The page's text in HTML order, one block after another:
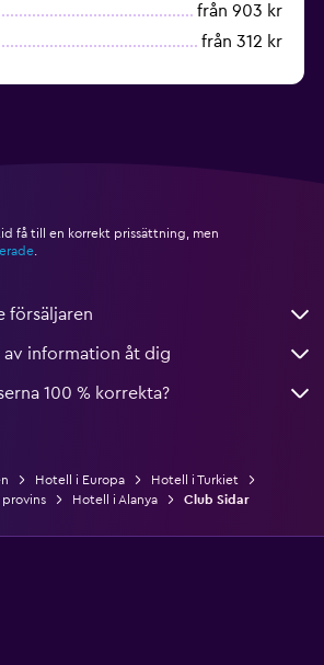
från 903 kr
från 312 kr
få till en korrekt prissättning, men
försäljaren
av information åt dig
100 % korrekta?
Hotell i Europa
Hotell i Turkiet
Hotell i Alanya Club Sidar